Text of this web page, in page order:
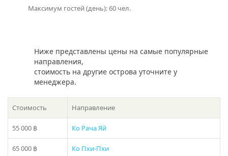
варианты исходя из ваших пожеланий – просто
Максимум гостей (день): 60 чел.
Ниже представлены цены на самые популярные
направления,
стоимость на другие острова уточните у
менеджера.
Стоимость Направление
55 000 ฿ Ко Рача Яй
65 000 ฿ Ко Пхи-Пхи